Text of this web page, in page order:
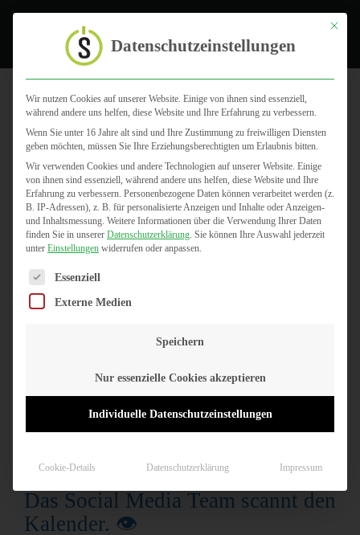
Social Media
Das Social Media Team scannt den
Kalender. 👁
Mit
Datenschutzeinstellungen
Wir nutzen Cookies auf unserer Website. Einige von ihnen sind essenziell,
während andere uns helfen, diese Website und Ihre Erfahrung zu verbessern.
Wenn Sie unter 16 Jahre alt sind und Ihre Zustimmung zu freiwilligen Diensten
geben möchten, müssen Sie Ihre Erziehungsberechtigten um Erlaubnis bitten.
Wir verwenden Cookies und andere Technologien auf unserer Website. Einige
von ihnen sind essenziell, während andere uns helfen, diese Website und Ihre
Erfahrung zu verbessern. Personenbezogene Daten können verarbeitet werden (z.
B. IP-Adressen), z. B. für personalisierte Anzeigen und Inhalte oder Anzeigen-
und Inhaltsmessung. Weitere Informationen über die Verwendung Ihrer Daten
finden Sie in unserer Datenschutzerklärung. Sie können Ihre Auswahl jederzeit
unter Einstellungen widerrufen oder anpassen.
Es folgt eine Liste der Service-Gruppen, für die eine
Essenziell
Externe Medien
Speichern
Nur essenzielle Cookies akzeptieren
Individuelle Datenschutzeinstellungen
Cookie-Details Datenschutzerklärung Impressum